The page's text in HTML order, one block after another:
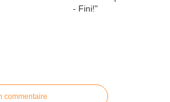
commentaire